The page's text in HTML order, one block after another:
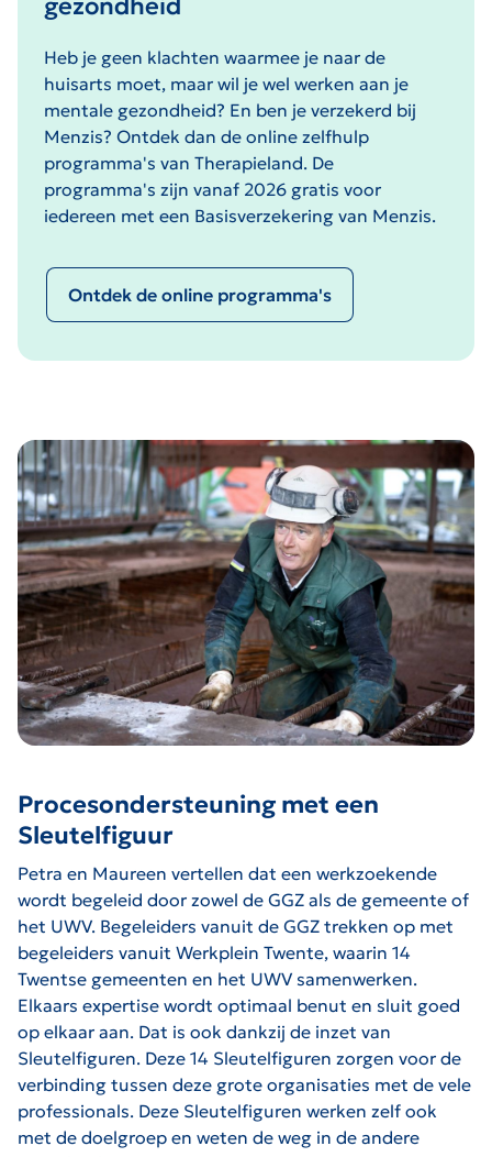
gezondheid
Heb je geen klachten waarmee je naar de
huisarts moet, maar wil je wel werken aan je
mentale gezondheid? En ben je verzekerd bij
Menzis? Ontdek dan de online zelfhulp
programma's van Therapieland. De
programma's zijn vanaf 2026 gratis voor
iedereen met een Basisverzekering van Menzis.
Ontdek de online programma's
Procesondersteuning met een
Sleutelfiguur
Petra en Maureen vertellen dat een werkzoekende
wordt begeleid door zowel de GGZ als de gemeente of
het UWV. Begeleiders vanuit de GGZ trekken op met
begeleiders vanuit Werkplein Twente, waarin 14
Twentse gemeenten en het UWV samenwerken.
Elkaars expertise wordt optimaal benut en sluit goed
op elkaar aan. Dat is ook dankzij de inzet van
Sleutelfiguren. Deze 14 Sleutelfiguren zorgen voor de
verbinding tussen deze grote organisaties met de vele
professionals. Deze Sleutelfiguren werken zelf ook
met de doelgroep en weten de weg in de andere